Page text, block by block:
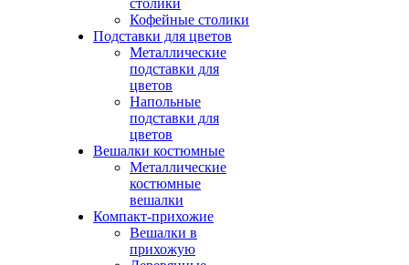
столики
Кофейные столики
Подставки для цветов
Металлические
подставки для
цветов
Напольные
подставки для
цветов
Вешалки костюмные
Металлические
костюмные
вешалки
Компакт-прихожие
Вешалки в
прихожую